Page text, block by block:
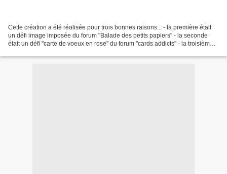
Cette création a été réalisée pour trois bonnes raisons... - la première était
un défi image imposée du forum "Balade des petits papiers" - la seconde
était un défi "carte de voeux en rose" du forum "cards addicts" - la troisième